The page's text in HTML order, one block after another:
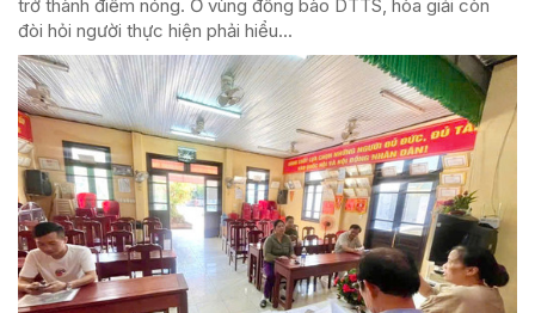
trở thành điểm nóng. Ở vùng đồng bào DTTS, hòa giải còn
đòi hỏi người thực hiện phải hiểu...